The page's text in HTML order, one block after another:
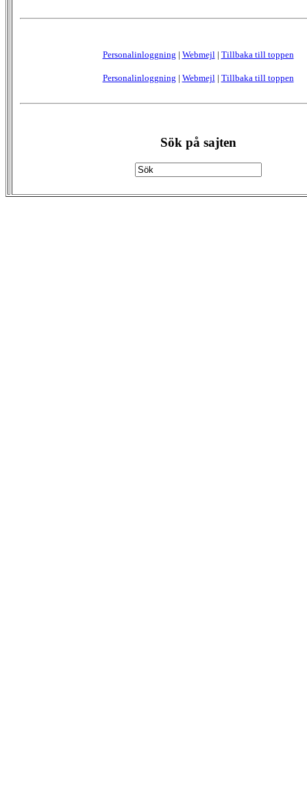
Personalinloggning | Webmejl | Tillbaka till toppen
Personalinloggning | Webmejl | Tillbaka till toppen
Sök på sajten